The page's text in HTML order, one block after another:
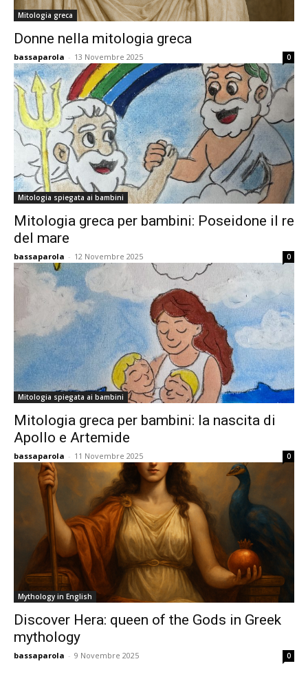
Mitologia greca
Donne nella mitologia greca
bassaparola - 13 Novembre 2025 0
Mitologia spiegata ai bambini
Mitologia greca per bambini: Poseidone il re
del mare
bassaparola - 12 Novembre 2025 0
Mitologia spiegata ai bambini
Mitologia greca per bambini: la nascita di
Apollo e Artemide
bassaparola - 11 Novembre 2025 0
Mythology in English
Discover Hera: queen of the Gods in Greek
mythology
bassaparola - 9 Novembre 2025 0